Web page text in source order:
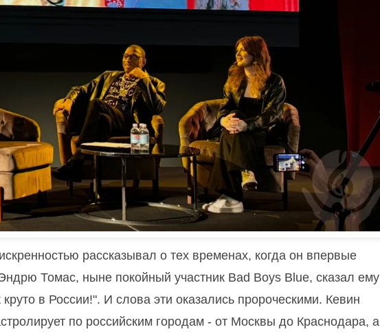
рассказывал о тех временах, когда он впервые
Томас, ныне покойный участник Bad Boys Blue, сказал ему
в России!". И слова эти оказались пророческими. Кевин
по российским городам - от Москвы до Краснодара, а